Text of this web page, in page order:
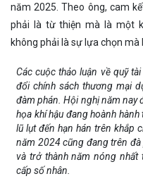
năm 2025. Theo ông, cam
phải là từ thiện mà là một
không phải là sự lựa chọn mà
Các cuộc thảo luận về quỹ
đổi chính sách thương mại
đàm phán. Hội nghị năm nay
họa khí hậu đang hoành
lũ lụt đến hạn hán trên khắp
năm 2024 cũng đang trên
và trở thành năm nóng nhất
cấp số nhân.